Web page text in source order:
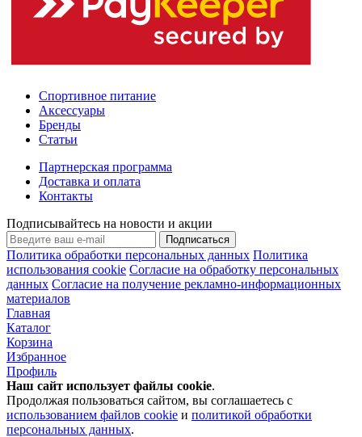
Спортивное питание
Аксессуары
Бренды
Статьи
Партнерская программа
Доставка и оплата
Контакты
Подписывайтесь на новости и акции
Подписаться
Политика обработки персональных данных Политика
использования cookie Согласие на обработку персональных
данных Согласие на получение рекламно-информационных
материалов
Главная
Каталог
Корзина
Избранное
Профиль
Наш сайт использует файлы cookie.
Продолжая пользоваться сайтом, вы соглашаетесь с
использованием файлов cookie и политикой обработки
персональных данных.